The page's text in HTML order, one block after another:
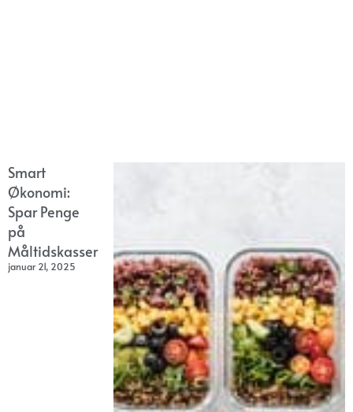
Smart
Økonomi:
Spar Penge
på
Måltidskasser
januar 21, 2025